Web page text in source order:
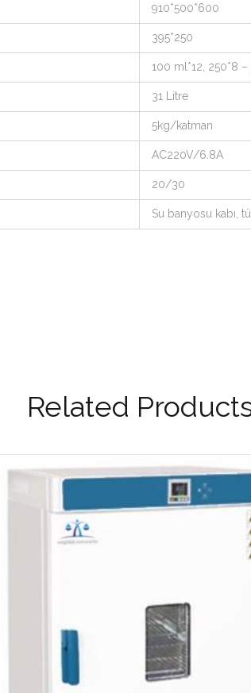
910*500*600
395*250
100 ml*12, 250*8 –
31 Litre
5kg/katman
AC220V/6.8A
20/30
Su banyosu kabı,
Related